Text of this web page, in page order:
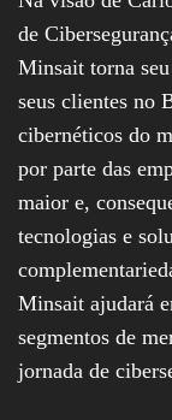
de
Minsait torna
seus clientes no
cibernéticos do
por parte das
maior e,
tecnologias e
Minsait ajudará
segmentos de
jornada de